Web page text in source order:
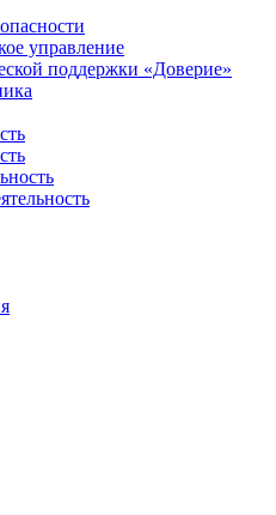
управление
поддержки «Доверие»